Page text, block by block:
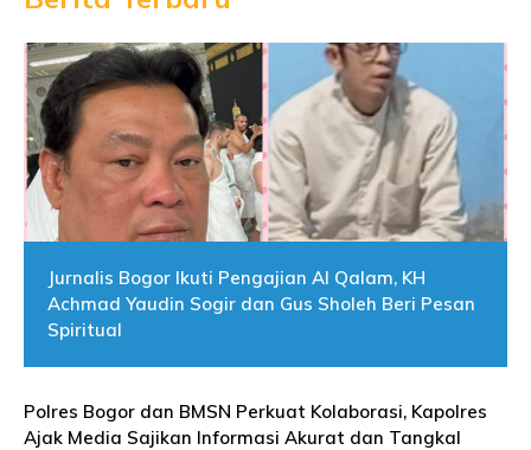
Jurnalis Bogor Ikuti Pengajian Al Qalam, KH
Achmad Yaudin Sogir dan Gus Sholeh Beri Pesan
Spiritual
Polres Bogor dan BMSN Perkuat Kolaborasi, Kapolres
Ajak Media Sajikan Informasi Akurat dan Tangkal